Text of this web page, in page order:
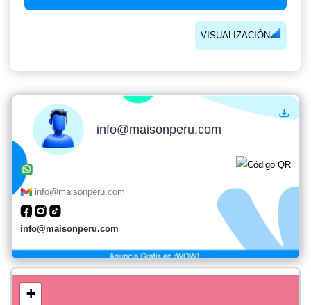
VISUALIZACIÓN
info@maisonperu.com
info@maisonperu.com
info@maisonperu.com
+